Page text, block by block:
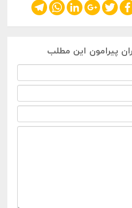
Twitter
Google+
LinkedIn
WhatsApp
Telegram
پیرامون این مطلب